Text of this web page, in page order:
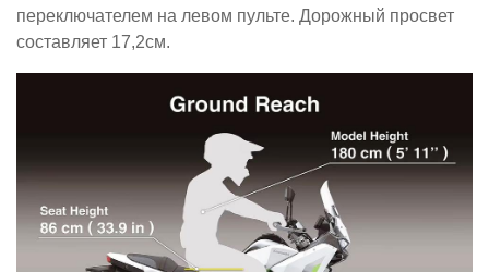
переключателем на левом пульте. Дорожный просвет
составляет 17,2см.